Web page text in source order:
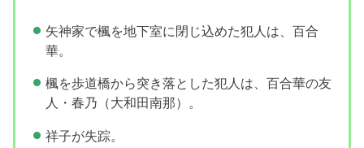
矢神家で楓を地下室に閉じ込めた犯人は、百合
華。
楓を歩道橋から突き落とした犯人は、百合華の友
人・春乃（大和田南那）。
祥子が失踪。